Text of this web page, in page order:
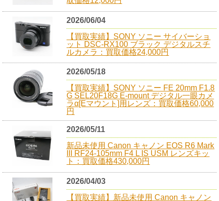
2026/06/04
【買取実績】SONY ソニー サイバーショ
ット DSC-RX100 ブラック デジタルスチ
ルカメラ：買取価格24,000円
2026/05/18
【買取実績】SONY ソニー FE 20mm F1.8
G SEL20F18G E-mount デジタル一眼カメ
ラα[Eマウント]用レンズ：買取価格60,000
円
2026/05/11
新品未使用 Canon キャノン EOS R6 Mark
III RF24-105mm F4 L IS USM レンズキッ
ト：買取価格430,000円
2026/04/03
【買取実績】新品未使用 Canon キャノン